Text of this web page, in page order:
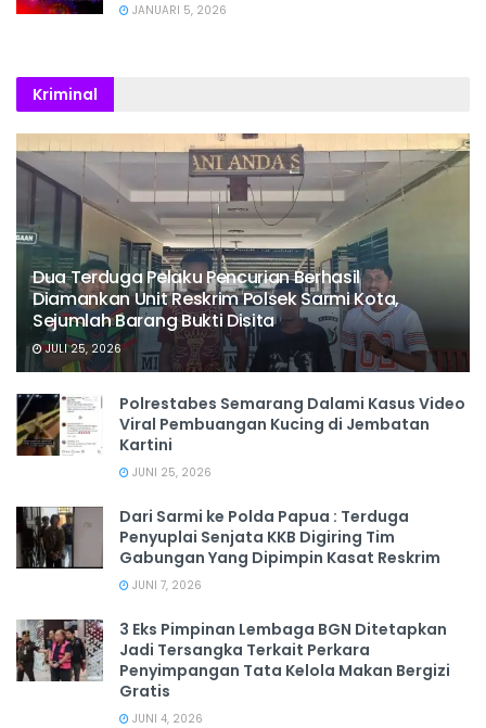
JANUARI 5, 2026
Kriminal
Dua Terduga Pelaku Pencurian Berhasil
Diamankan Unit Reskrim Polsek Sarmi Kota,
Sejumlah Barang Bukti Disita
JULI 25, 2026
Polrestabes Semarang Dalami Kasus Video
Viral Pembuangan Kucing di Jembatan
Kartini
JUNI 25, 2026
Dari Sarmi ke Polda Papua : Terduga
Penyuplai Senjata KKB Digiring Tim
Gabungan Yang Dipimpin Kasat Reskrim
JUNI 7, 2026
3 Eks Pimpinan Lembaga BGN Ditetapkan
Jadi Tersangka Terkait Perkara
Penyimpangan Tata Kelola Makan Bergizi
Gratis
JUNI 4, 2026